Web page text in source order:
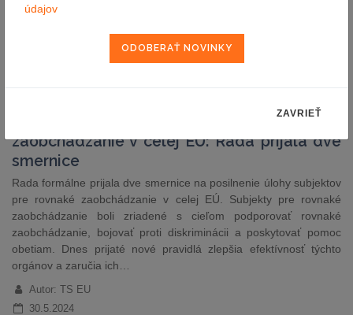
zvýšiť bezpečnosť a efektívnosť postupov zrážkovej dane v EÚ
Posilnenie úlohy subjektov pre rovnaké
zaobchádzanie v celej EÚ: Rada prijala dve
smernice
Rada formálne prijala dve smernice na posilnenie úlohy subjektov
pre rovnaké zaobchádzanie v celej EÚ. Subjekty pre rovnaké
zaobchádzanie boli zriadené s cieľom podporovať rovnaké
zaobchádzanie, bojovať proti diskriminácii a poskytovať pomoc
obetiam. Dnes prijaté nové pravidlá zlepšia efektívnosť týchto
orgánov a zaručia ich…
Autor: TS EU
30.5.2024
údajov
ZAVRIEŤ